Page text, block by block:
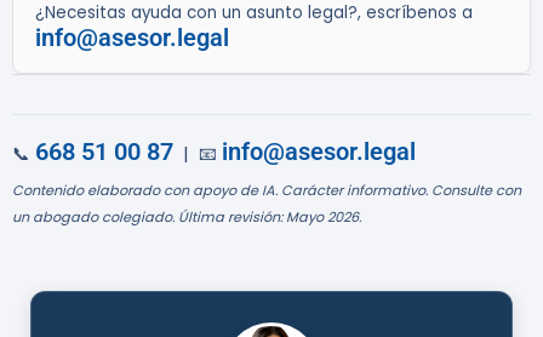
¿Necesitas ayuda con un asunto legal?, escríbenos a
info@asesor.legal
📞 668 51 00 87 | 📧 info@asesor.legal
Contenido elaborado con apoyo de IA. Carácter informativo. Consulte con
un abogado colegiado. Última revisión: Mayo 2026.